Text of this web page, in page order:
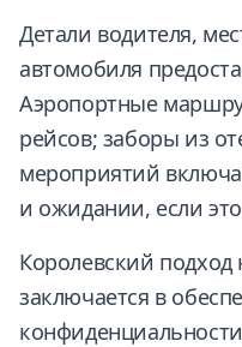
Детали водителя,
автомобиля
Аэропортные
рейсов; заборы из
мероприятий
и ожидании, если
Королевский подход
заключается в